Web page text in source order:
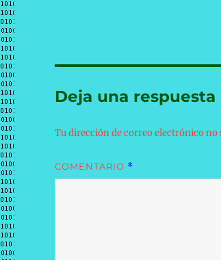
Deja una respuesta
Tu dirección de correo electrónico no
COMENTARIO *